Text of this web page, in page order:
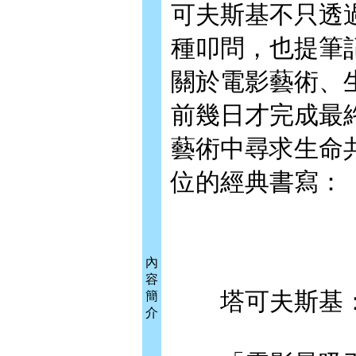
內
容
簡
介
可夫斯基不只透
種叩問，也提筆
關於電影藝術、
前幾日才完成最
藝術中尋求生命
位的經典書寫：
塔可夫斯基